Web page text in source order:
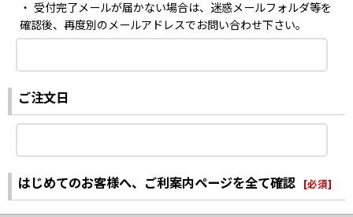
・ 受付完了メールが届かない場合は、迷惑メールフォルダ等を
確認後、再度別のメールアドレスでお問い合わせ下さい。
ご注文日
はじめてのお客様へ、ご利案内ページを全て確認 [必須]